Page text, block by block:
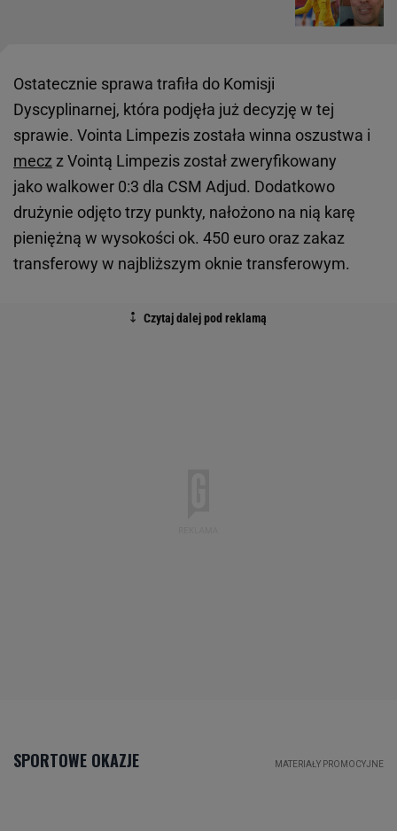
Ostatecznie sprawa trafiła do Komisji
Dyscyplinarnej, która podjęła już decyzję w tej
sprawie. Vointa Limpezis została winna oszustwa i
mecz z Vointą Limpezis został zweryfikowany
jako walkower 0:3 dla CSM Adjud. Dodatkowo
drużynie odjęto trzy punkty, nałożono na nią karę
pieniężną w wysokości ok. 450 euro oraz zakaz
transferowy w najbliższym oknie transferowym.